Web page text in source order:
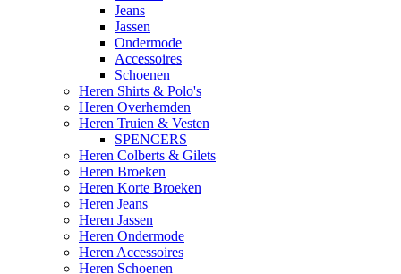
Jeans
Jassen
Ondermode
Accessoires
Schoenen
Heren Shirts & Polo's
Heren Overhemden
Heren Truien & Vesten
SPENCERS
Heren Colberts & Gilets
Heren Broeken
Heren Korte Broeken
Heren Jeans
Heren Jassen
Heren Ondermode
Heren Accessoires
Heren Schoenen